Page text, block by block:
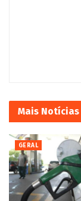
Mais Notícias
GERAL